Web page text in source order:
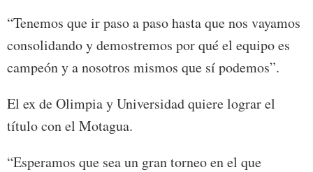
“Tenemos que ir paso a paso hasta que nos vayamos
consolidando y demostremos por qué el equipo es
campeón y a nosotros mismos que sí podemos”.
El ex de Olimpia y Universidad quiere lograr el
título con el Motagua.
“Esperamos que sea un gran torneo en el que